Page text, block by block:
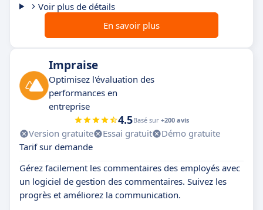
Voir plus de détails
En savoir plus
Impraise
Optimisez l'évaluation des
performances en
entreprise
4.5Basé sur +200 avis
Version gratuite Essai gratuit
Démo gratuite
Tarif sur demande
Gérez facilement les commentaires des employés avec
un logiciel de gestion des commentaires. Suivez les
progrès et améliorez la communication.